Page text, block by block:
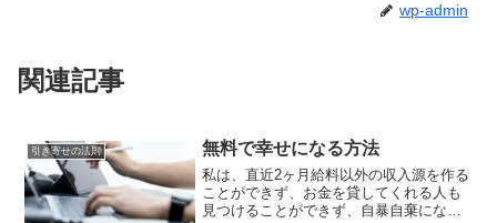
wp-admin
関連記事
引き寄せの法則 無料で幸せになる方法
私は、直近2ヶ月給料以外の収入源を作る
ことができず、お金を貸してくれる人も
見つけることができず、自暴自棄になろ